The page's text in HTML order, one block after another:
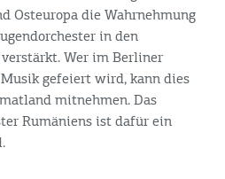
Osteuropa die Wahrnehmung
in den
Wer im Berliner
gefeiert wird, kann dies
mitnehmen. Das
Rumäniens ist dafür ein